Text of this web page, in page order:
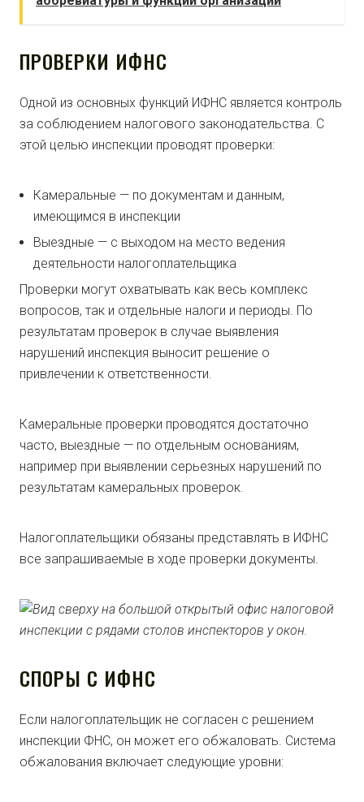
ПРОВЕРКИ ИФНС
Одной из основных функций ИФНС является контроль
за соблюдением налогового законодательства. С
этой целью инспекции проводят проверки:
Камеральные — по документам и данным,
имеющимся в инспекции
Выездные — с выходом на место ведения
деятельности налогоплательщика
Проверки могут охватывать как весь комплекс
вопросов, так и отдельные налоги и периоды. По
результатам проверок в случае выявления
нарушений инспекция выносит решение о
привлечении к ответственности.
Камеральные проверки проводятся достаточно
часто, выездные — по отдельным основаниям,
например при выявлении серьезных нарушений по
результатам камеральных проверок.
Налогоплательщики обязаны представлять в ИФНС
все запрашиваемые в ходе проверки документы.
СПОРЫ С ИФНС
Если налогоплательщик не согласен с решением
инспекции ФНС, он может его обжаловать. Система
обжалования включает следующие уровни: